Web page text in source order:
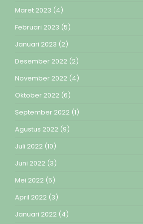
Maret 2023 (4)
Februari 2023 (5)
Januari 2023 (2)
Desember 2022 (2)
November 2022 (4)
Oktober 2022 (6)
September 2022 (1)
Agustus 2022 (9)
Juli 2022 (10)
Juni 2022 (3)
Mei 2022 (5)
April 2022 (3)
Januari 2022 (4)